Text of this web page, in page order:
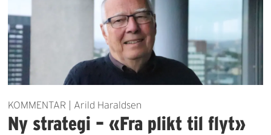
KOMMENTAR | Arild Haraldsen
Ny strategi – «Fra plikt til flyt»